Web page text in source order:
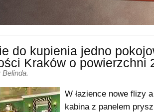
do kupienia jedno
Kraków o powierzchni
Belinda.
W łazience nowe flizy
kabina z panelem